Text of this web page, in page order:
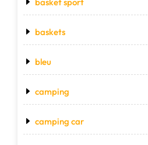
baskets
bleu
camping
camping car